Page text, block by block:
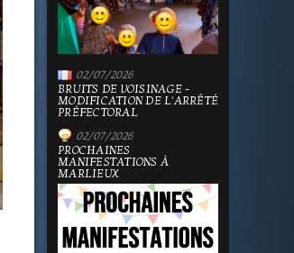
02/07/2026
BRUITS DE VOISINAGE -
MODIFICATION DE L'ARRÊTÉ
PRÉFECTORAL
02/07/2026
PROCHAINES
MANIFESTATIONS À
MARLIEUX